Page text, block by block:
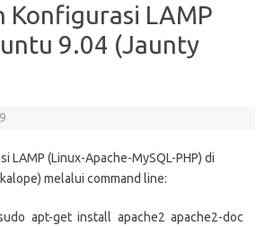
Konfigurasi LAMP
9.04 (Jaunty
LAMP (Linux-Apache-MySQL-PHP) di
melalui command line:
apt-get install apache2 apache2-doc